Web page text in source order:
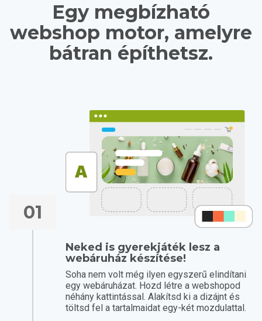
Egy megbízható
webshop motor, amelyre
bátran építhetsz.
01
Neked is gyerekjáték lesz a
webáruház készítése!
Soha nem volt még ilyen egyszerű elindítani
egy webáruházat. Hozd létre a webshopod
néhány kattintással. Alakítsd ki a dizájnt és
töltsd fel a tartalmaidat egy-két mozdulattal.